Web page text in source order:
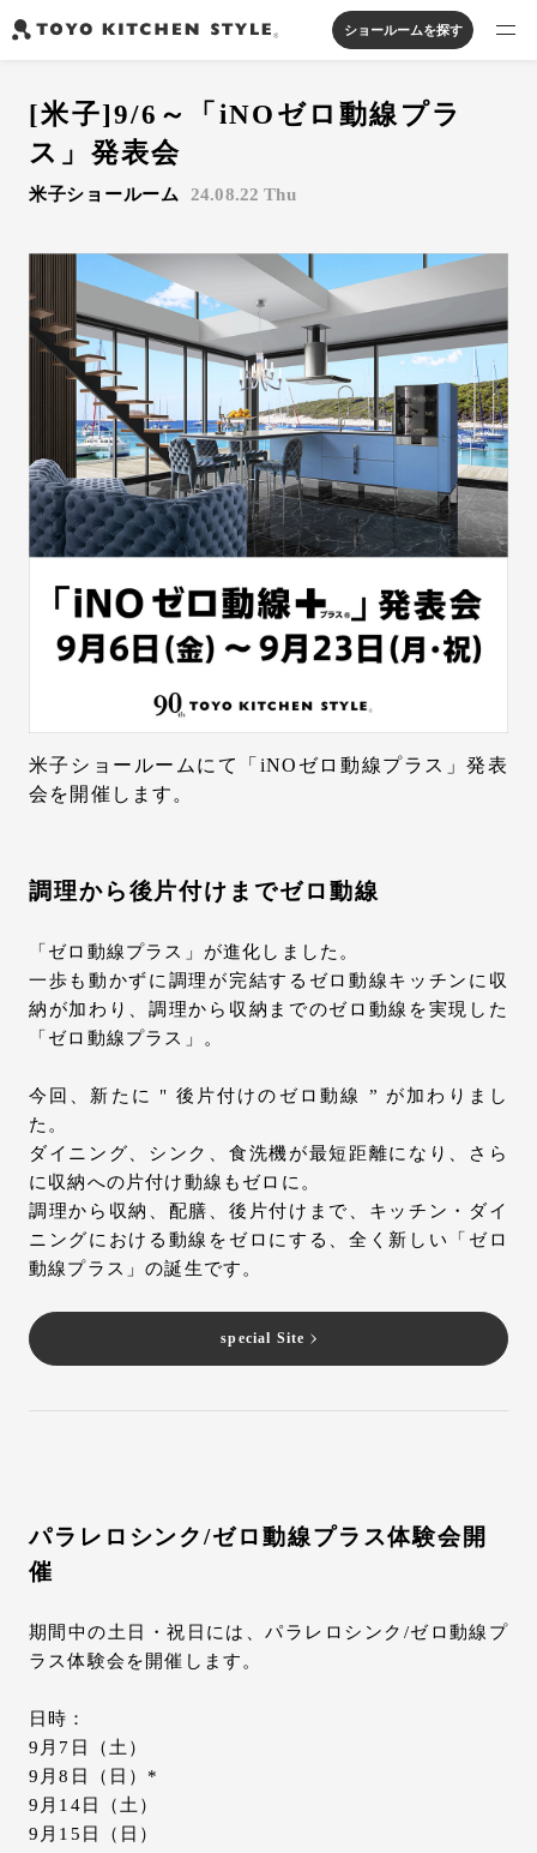
オープンキッチン
製品を探す
システムキッチン
実例から探す
ジャーナルを読む
オンラインストア
お知らせ
カタログを見る
よくあるご質問
サポート
LANGUAGE : JP
CN
オンライン見積もり
ショールームを探す
[米子]9/6～「iNOゼロ動線プラ
ス」発表会
米子ショールーム 24.08.22 Thu
米子ショールームにて「iNOゼロ動線プラス」発表
会を開催します。
調理から後片付けまでゼロ動線
「ゼロ動線プラス」が進化しました。
一歩も動かずに調理が完結するゼロ動線キッチンに収
納が加わり、調理から収納までのゼロ動線を実現した
「ゼロ動線プラス」。
今回、新たに " 後片付けのゼロ動線 ” が加わりまし
た。
ダイニング、シンク、食洗機が最短距離になり、さら
に収納への片付け動線もゼロに。
調理から収納、配膳、後片付けまで、キッチン・ダイ
ニングにおける動線をゼロにする、全く新しい「ゼロ
動線プラス」の誕生です。
special Site
パラレロシンク/ゼロ動線プラス体験会開
催
期間中の土日・祝日には、パラレロシンク/ゼロ動線プ
ラス体験会を開催します。
日時：
9月7日（土）
9月8日（日）*
9月14日（土）
9月15日（日）